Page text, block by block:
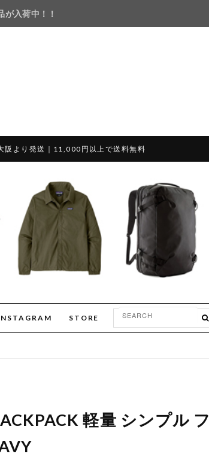
入荷中！！
阪より発送｜11,000円以上で送料無料
STORE
軽量 シンプル フ